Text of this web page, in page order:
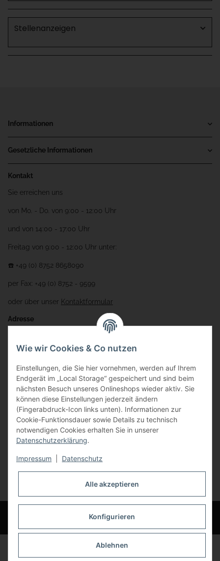
Stellenanzeigen
Informationen
Gesetzliche Informationen
Kontakt
Sie erreichen uns
von Mo. - Do. von 9:00 - 12:00 Uhr
und von 14:00 - 17:00 Uhr
Freitag von 9:00 - 12:00 Uhr unter:
☎️ +49 (0) 8752 8658090
per Fax: +49 (0) 8752 - 9599
oder über unser Kontaktformular
Adresse
Gewerbering 17
84072 Au i.d. Hallertau
info@bauer-tore.de
Vertrag widerrufen
* Alle Preise inkl. gesetzlicher USt., zzgl.Versand
© Bauer-Systemtechnik GmbH - Technische Änderungen und Irrtümer
vorbehalten
Wie wir Cookies & Co nutzen
Einstellungen, die Sie hier vornehmen, werden auf Ihrem
Endgerät im „Local Storage“ gespeichert und sind beim
nächsten Besuch unseres Onlineshops wieder aktiv. Sie
können diese Einstellungen jederzeit ändern
(Fingerabdruck-Icon links unten). Informationen zur
Cookie-Funktionsdauer sowie Details zu technisch
notwendigen Cookies erhalten Sie in unserer
Datenschutzerklärung.
Impressum Datenschutz
Alle akzeptieren
Konfigurieren
Ablehnen